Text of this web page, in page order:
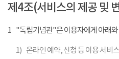
제4조(서비스의 제공 및
1 "독립기념관"은 이용자에게 아래
1) 온라인 예약, 신청 등 이용 서비스